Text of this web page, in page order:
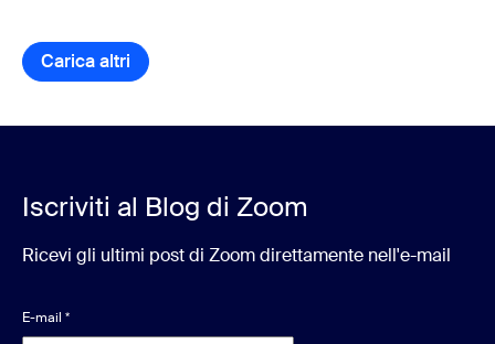
Carica altri elementi della libreria di risorse
Iscriviti al Blog di Zoom
Ricevi gli ultimi post di Zoom direttamente nell'e-mail
E-mail *